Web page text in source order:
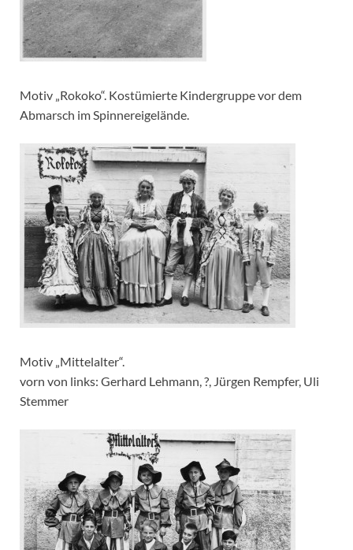
Motiv „Rokoko“. Kostümierte Kindergruppe vor dem
Abmarsch im Spinnereigelände.
Motiv „Mittelalter“.
vorn von links: Gerhard Lehmann, ?, Jürgen Rempfer, Uli
Stemmer